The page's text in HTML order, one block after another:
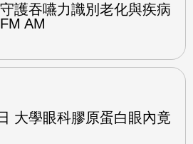
護吞嚥力識別老化與疾病
AM
大學眼科膠原蛋白眼內竟